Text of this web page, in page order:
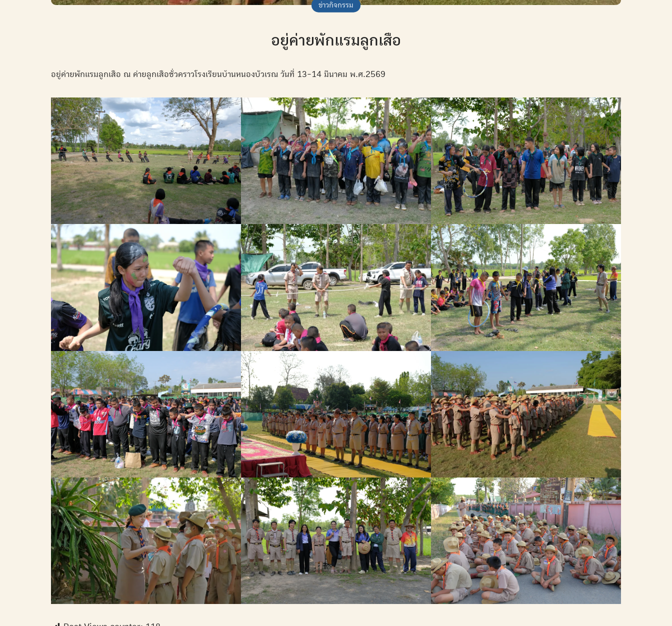
ข่าวกิจกรรม
อยู่ค่ายพักแรมลูกเสือ
อยู่ค่ายพักแรมลูกเสือ ณ ค่ายลูกเสือชั่วคราวโรงเรียนบ้านหนองบัวเรณ วันที่ 13-14 มีนาคม พ.ศ.2569